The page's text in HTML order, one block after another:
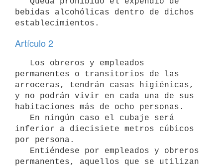
bebidas alcohólicas dentro de dichos
establecimientos.
Artículo 2
permanentes o transitorios de las
arroceras, tendrán casas higiénicas,
y no podrán vivir en cada una de sus
habitaciones más de ocho personas.
inferior a diecisiete metros cúbicos
por persona.
permanentes, aquellos que se utilizan